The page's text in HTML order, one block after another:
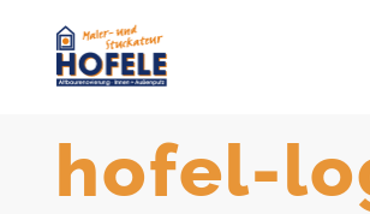
hofel-